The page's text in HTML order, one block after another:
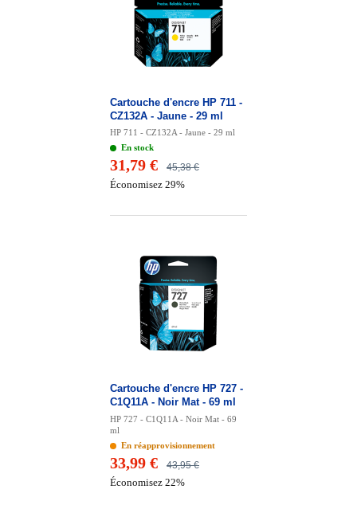
Cartouche d'encre HP 711 -
CZ132A - Jaune - 29 ml
HP 711 - CZ132A - Jaune - 29 ml
En stock
45,38 €
31,79 €
Économisez 29%
Cartouche d'encre HP 727 -
C1Q11A - Noir Mat - 69 ml
HP 727 - C1Q11A - Noir Mat - 69
ml
En réapprovisionnement
43,95 €
33,99 €
Économisez 22%